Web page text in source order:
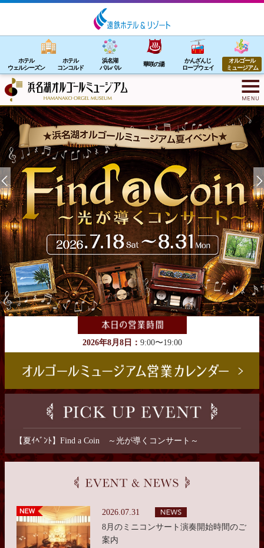
ホテル
ウェルシーズン
ホテル
コンコルド
浜名湖
パルパル
華咲の湯
かんざんじ
ロープウェイ
オルゴール
ミュージアム
2026年8月8日： 9:00〜19:00
【夏ｲﾍﾞﾝﾄ】Find a Coin ～光が導くコンサート～
2026.07.31
8月のミニコンサート演奏開始時間のご
案内